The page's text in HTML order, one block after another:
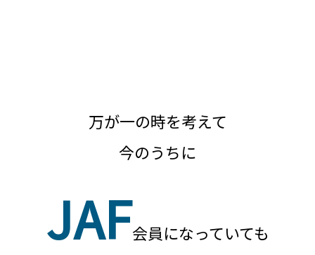
万が一の時を考えて
今のうちに
JAF会員になっていても